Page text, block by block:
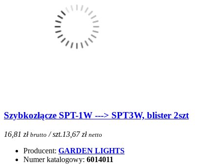
Szybkozłącze SPT-1W ---> SPT3W, blister 2szt
16,81 zł brutto / szt.13,67 zł netto
Producent: GARDEN LIGHTS
Numer katalogowy: 6014011